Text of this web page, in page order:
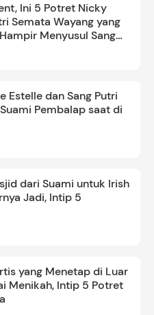
Ini 5 Potret Nicky
Semata Wayang yang
Menyusul Sang
Estelle dan Sang Putri
Pembalap saat di
dari Suami untuk Irish
Jadi, Intip 5
yang Menetap di Luar
Menikah, Intip 5 Potret